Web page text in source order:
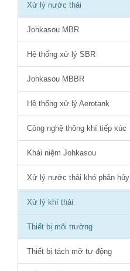
Xử lý nước thải
Johkasou MBR
Hệ thống xử lý SBR
Johkasou MBBR
Hệ thống xử lý Aerotank
Công nghệ thông khí tiếp xúc
Khái niệm Johkasou
Xử lý nước thải khó phân hủy
Xử lý khí thải
Thiết bị môi trường
Thiết bị tách mỡ tự động